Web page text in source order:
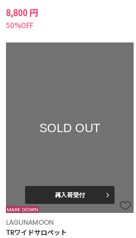
8,800 円
50%OFF
SOLD OUT
再入荷受付
LAGUNAMOON
TRワイドサロペット